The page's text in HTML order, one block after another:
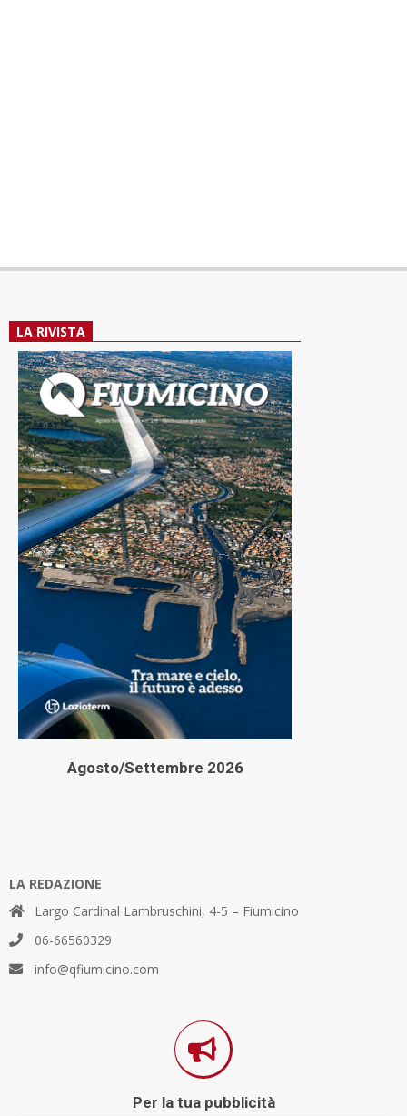
LA RIVISTA
Agosto/Settembre 2026
LA REDAZIONE
Largo Cardinal Lambruschini, 4-5 – Fiumicino
06-66560329
info@qfiumicino.com
Per la tua pubblicità